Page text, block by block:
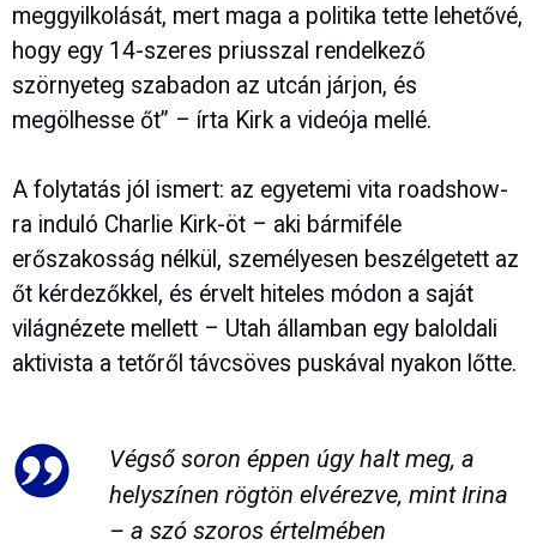
meggyilkolását, mert maga a politika tette lehetővé,
hogy egy 14-szeres priusszal rendelkező
szörnyeteg szabadon az utcán járjon, és
megölhesse őt” – írta Kirk a videója mellé.
A folytatás jól ismert: az egyetemi vita roadshow-
ra induló Charlie Kirk-öt – aki bármiféle
erőszakosság nélkül, személyesen beszélgetett az
őt kérdezőkkel, és érvelt hiteles módon a saját
világnézete mellett – Utah államban egy baloldali
aktivista a tetőről távcsöves puskával nyakon lőtte.
Végső soron éppen úgy halt meg, a
helyszínen rögtön elvérezve, mint Irina
– a szó szoros értelmében